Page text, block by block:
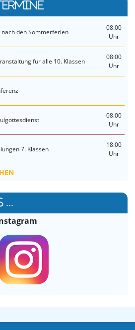
nach den Sommerferien
08:00
Uhr
für alle 10. Klassen
08:00
Uhr
08:00
Uhr
7. Klassen
18:00
Uhr